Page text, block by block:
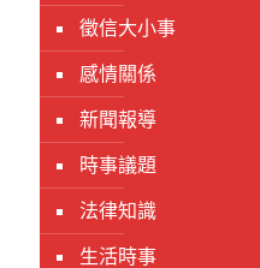
徵信大小事
感情關係
新聞報導
時事議題
法律知識
生活時事